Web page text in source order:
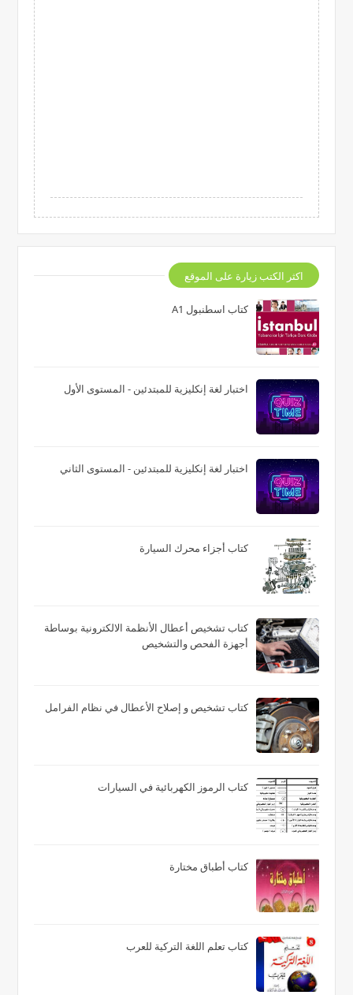
اكثر الكتب زيارة على الموقع
كتاب اسطنبول A1
اختبار لغة إنكليزية للمبتدئين - المستوى الأول
اختبار لغة إنكليزية للمبتدئين - المستوى الثاني
كتاب أجزاء محرك السيارة
كتاب تشخيص أعطال الأنظمة الالكترونية بوساطة
أجهزة الفحص والتشخيص
كتاب تشخيص و إصلاح الأعطال في نظام الفرامل
كتاب الرموز الكهربائية في السيارات
كتاب أطباق مختارة
كتاب تعلم اللغة التركية للعرب